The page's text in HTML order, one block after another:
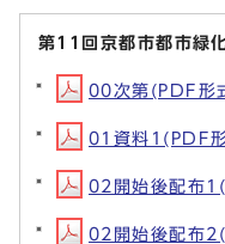
第11回京都市都市緑
00次第(PDF形
01資料1(PDF
02開始後配布
02開始後配布